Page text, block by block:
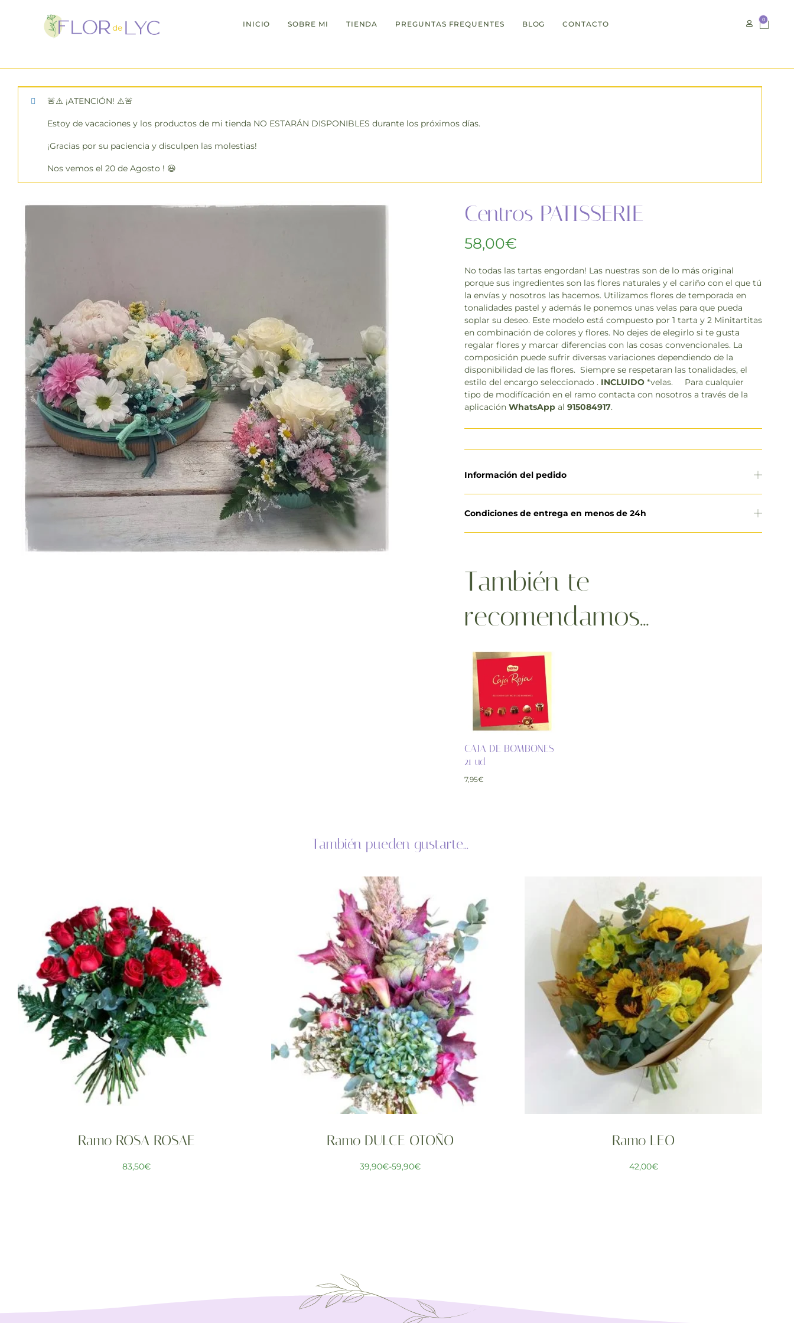
INICIO SOBRE MI TIENDA PREGUNTAS FREQUENTES BLOG CONTACTO 0
🚨⚠️ ¡ATENCIÓN! ⚠️🚨
Estoy de vacaciones y los productos de mi tienda NO ESTARÁN DISPONIBLES durante los próximos días.
¡Gracias por su paciencia y disculpen las molestias!
Nos vemos el 20 de Agosto ! 😃
Centros PATISSERIE
58,00€
No todas las tartas engordan! Las nuestras son de lo más original
porque sus ingredientes son las flores naturales y el cariño con el que tú
la envías y nosotros las hacemos. Utilizamos flores de temporada en
tonalidades pastel y además le ponemos unas velas para que pueda
soplar su deseo. Este modelo está compuesto por 1 tarta y 2 Minitartitas
en combinación de colores y flores. No dejes de elegirlo si te gusta
regalar flores y marcar diferencias con las cosas convencionales. La
composición puede sufrir diversas variaciones dependiendo de la
disponibilidad de las flores. Siempre se respetaran las tonalidades, el
estilo del encargo seleccionado . INCLUIDO *velas. Para cualquier
tipo de modifícación en el ramo contacta con nosotros a través de la
aplicación WhatsApp al 915084917.
Información del pedido
Condiciones de entrega en menos de 24h
También te
recomendamos…
CAJA DE BOMBONES
21 ud
7,95€
También pueden gustarte...
Ramo ROSA ROSAE
83,50€
Ramo DULCE OTOÑO
39,90€-59,90€
Ramo LEO
42,00€